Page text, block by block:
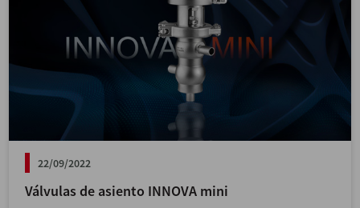
22/09/2022
Válvulas de asiento INNOVA mini